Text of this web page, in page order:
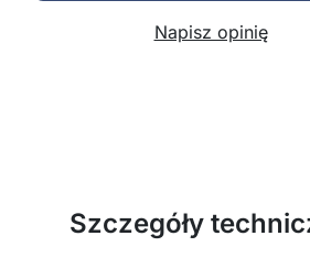
Napisz opinię
Szczegóły